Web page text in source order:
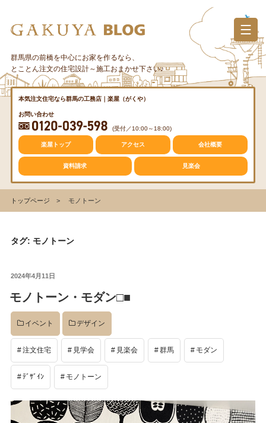
へ
ス
群馬県の前橋を中心にお家を作るなら、
とことん注文の住宅設計～施工おまかせ下さい♪
本気注文住宅なら群馬の工務店｜楽屋（がくや）
お問い合わせ
(受付／10:00～18:00)
楽屋トップ アクセス 会社概要
資料請求 見楽会
トップページ モノトーン
タグ: モノトーン
投
日:
2024年4月11日
モノトーン・モダン□■
イベント デザイン
注文住宅 見学会 見楽会 群馬 モダン
ﾃﾞｻﾞｲﾝ モノトーン
カテゴリー
質問・疑問
トレンド
収納
イベント
完成後
工事中
設計